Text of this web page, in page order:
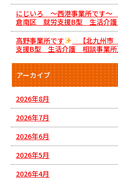
にじいろ ～西港事業所です
倉南区 就労支援B型 生活介護
高野事業所です
【北九州
支援B型 生活介護 相談事業所
アーカイブ
2026年8月
2026年7月
2026年6月
2026年5月
2026年4月